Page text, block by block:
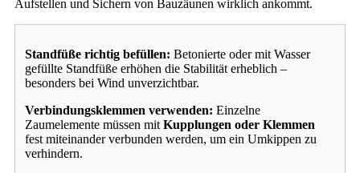
Aufstellen und Sichern von Bauzäunen wirklich ankommt.
Standfüße richtig befüllen: Betonierte oder mit Wasser
gefüllte Standfüße erhöhen die Stabilität erheblich –
besonders bei Wind unverzichtbar.
Verbindungsklemmen verwenden: Einzelne
Zaumelemente müssen mit Kupplungen oder Klemmen
fest miteinander verbunden werden, um ein Umkippen zu
verhindern.